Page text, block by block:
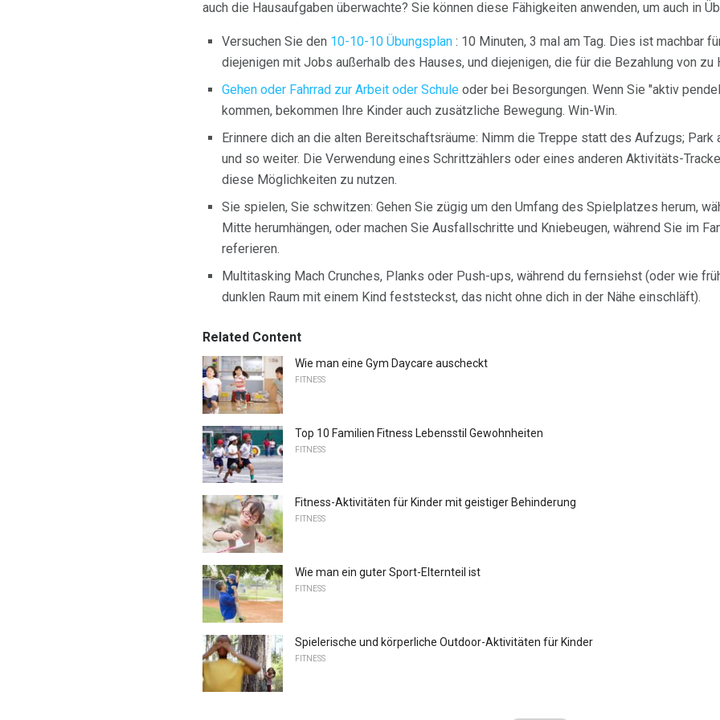
auch die Hausaufgaben überwachte? Sie können diese Fähigkeiten anwenden, um auch in
Versuchen Sie den 10-10-10 Übungsplan : 10 Minuten, 3 mal am Tag. Dies ist machbar
diejenigen mit Jobs außerhalb des Hauses, und diejenigen, die für die Bezahlung von zu
Gehen oder Fahrrad zur Arbeit oder Schule oder bei Besorgungen. Wenn Sie "aktiv
kommen, bekommen Ihre Kinder auch zusätzliche Bewegung. Win-Win.
Erinnere dich an die alten Bereitschaftsräume: Nimm die Treppe statt des Aufzugs; Park
und so weiter. Die Verwendung eines Schrittzählers oder eines anderen Aktivitäts-
diese Möglichkeiten zu nutzen.
Sie spielen, Sie schwitzen: Gehen Sie zügig um den Umfang des Spielplatzes herum,
Mitte herumhängen, oder machen Sie Ausfallschritte und Kniebeugen, während Sie im
referieren.
Multitasking Mach Crunches, Planks oder Push-ups, während du fernsiehst (oder wie
dunklen Raum mit einem Kind feststeckst, das nicht ohne dich in der Nähe einschläft).
Related Content
Wie man eine Gym Daycare auscheckt
FITNESS
Top 10 Familien Fitness Lebensstil Gewohnheiten
FITNESS
Fitness-Aktivitäten für Kinder mit geistiger Behinderung
FITNESS
Wie man ein guter Sport-Elternteil ist
FITNESS
Spielerische und körperliche Outdoor-Aktivitäten für Kinder
FITNESS